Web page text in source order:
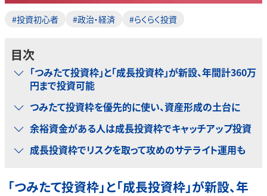
#投資初心者 #政治・経済 #らくらく投資
目次
「つみたて投資枠」と「成長投資枠」が新設、年間計360万
円まで投資可能
つみたて投資枠を優先的に使い、資産形成の土台に
余裕資金がある人は成長投資枠でキャッチアップ投資
成長投資枠でリスクを取って攻めのサテライト運用も
「つみたて投資枠」と「成長投資枠」が新設、年